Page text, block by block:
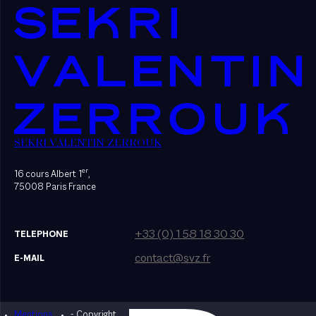
SEKRI VALENTIN ZERROUK
16 cours Albert 1er,
75008 Paris France
TELEPHONE +33 (0) 1 58 18 30 30
E-MAIL contact@svz.fr